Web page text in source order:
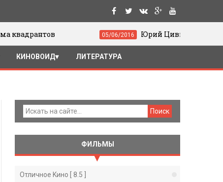
05/06/2016 Юрий Цивьян. Движение и жест в
КИНОВОИД ЛИТЕРАТУРА
ФИЛЬМЫ
Отличное Kино [ 8.5 ]